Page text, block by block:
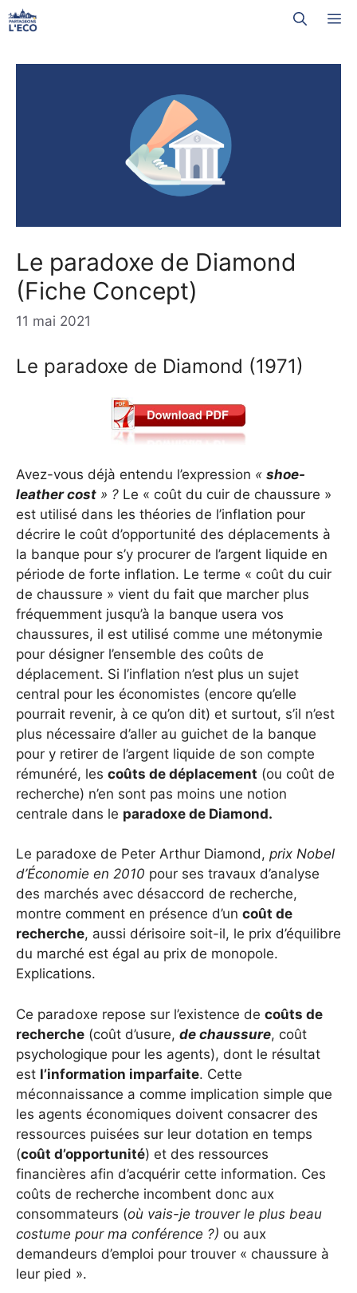
Aller
au
Le paradoxe de Diamond
(Fiche Concept)
11 mai 2021
Le paradoxe de Diamond (1971)
Avez-vous déjà entendu l’expression « shoe-
leather cost » ? Le « coût du cuir de chaussure »
est utilisé dans les théories de l’inflation pour
décrire le coût d’opportunité des déplacements à
la banque pour s’y procurer de l’argent liquide en
période de forte inflation. Le terme « coût du cuir
de chaussure » vient du fait que marcher plus
fréquemment jusqu’à la banque usera vos
chaussures, il est utilisé comme une métonymie
pour désigner l’ensemble des coûts de
déplacement. Si l’inflation n’est plus un sujet
central pour les économistes (encore qu’elle
pourrait revenir, à ce qu’on dit) et surtout, s’il n’est
plus nécessaire d’aller au guichet de la banque
pour y retirer de l’argent liquide de son compte
rémunéré, les coûts de déplacement (ou coût de
recherche) n’en sont pas moins une notion
centrale dans le paradoxe de Diamond.
Le paradoxe de Peter Arthur Diamond, prix Nobel
d’Économie en 2010 pour ses travaux d’analyse
des marchés avec désaccord de recherche,
montre comment en présence d’un coût de
recherche, aussi dérisoire soit-il, le prix d’équilibre
du marché est égal au prix de monopole.
Explications.
Ce paradoxe repose sur l’existence de coûts de
recherche (coût d’usure, de chaussure, coût
psychologique pour les agents), dont le résultat
est l’information imparfaite. Cette
méconnaissance a comme implication simple que
les agents économiques doivent consacrer des
ressources puisées sur leur dotation en temps
(coût d’opportunité) et des ressources
financières afin d’acquérir cette information. Ces
coûts de recherche incombent donc aux
consommateurs (où vais-je trouver le plus beau
costume pour ma conférence ?) ou aux
demandeurs d’emploi pour trouver « chaussure à
leur pied ».